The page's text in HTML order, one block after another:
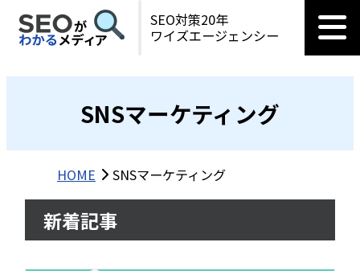
SEO対策20年
ワイズエージェンシー
SNSマーケティング
HOME SNSマーケティング
新着記事